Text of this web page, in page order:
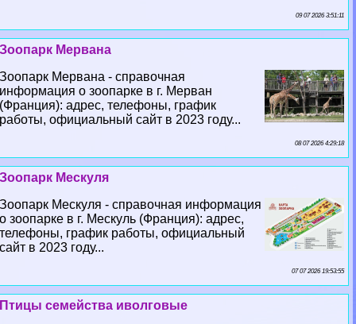
09 07 2026 3:51:11
Зоопарк Мервана
Зоопарк Мервана - справочная
информация о зоопарке в г. Мерван
(Франция): адрес, телефоны, график
работы, официальный сайт в 2023 году...
08 07 2026 4:29:18
Зоопарк Мескуля
Зоопарк Мескуля - справочная информация
о зоопарке в г. Мескуль (Франция): адрес,
телефоны, график работы, официальный
сайт в 2023 году...
07 07 2026 19:53:55
Птицы семейства иволговые